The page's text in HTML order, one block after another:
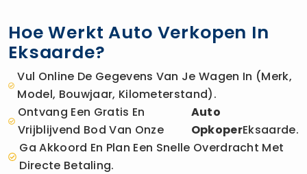
Hoe Werkt Auto Verkopen In
Eksaarde?
Vul Online De Gegevens Van Je Wagen In (merk,
Model, Bouwjaar, Kilometerstand).
Ontvang Een Gratis En
Vrijblijvend Bod Van Onze
Auto
OpkoperEksaarde.
Ga Akkoord En Plan Een Snelle Overdracht Met
Directe Betaling.